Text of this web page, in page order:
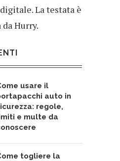
La testata è
Hurry.
usare il
auto in
regole,
e multe da
togliere la